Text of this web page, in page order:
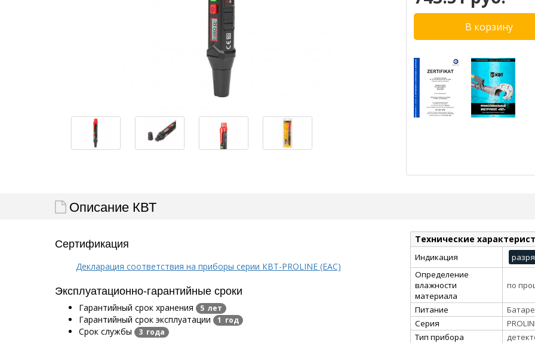
Описание КВТ
Сертификация
Декларация соответствия на приборы серии КВТ-PROLINE (EAC)
Эксплуатационно-гарантийные сроки
Гарантийный срок хранения 5 лет
Гарантийный срок эксплуатации 1 год
Срок службы 3 года
Технические
Индикация
Определение
влажности
материала
по
Питание
Серия
Тип прибора